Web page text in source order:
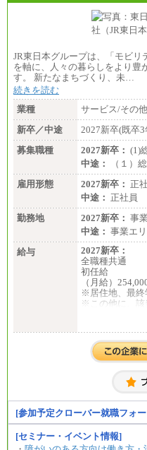
JR東日本グループは、「モビ
を軸に、人々の暮らしをより豊
す。 新たなまちづくり、未…
続きを読む
業種
サービス/その他
新卒／中途
2027新卒(既卒
募集職種
2027新卒： (1)
中途：
（１）
雇用形態
2027新卒： 正
中途： 正社員
勤務地
2027新卒： 事
中途： 事業エ
給与
2027新卒：
全職種共通
初任給
（月給）
※居住地、最終
※この他に、該
中途：
全職種共通
※居住地、年齢
※この他に、
す。
※試用期間中も
[参加予定クローバー就職フォ
[セミナー・イベント情報]